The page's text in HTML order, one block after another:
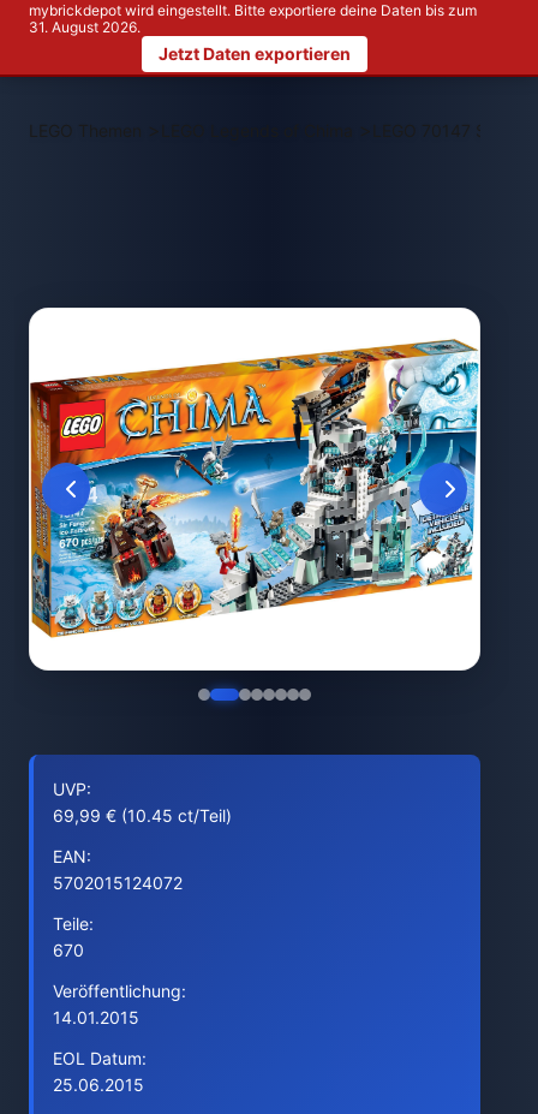
mybrickdepot wird eingestellt. Bitte exportiere deine Daten bis zum
31. August 2026.
Jetzt Daten exportieren
LEGO Themen > LEGO 70147 Sir
UVP:
69,99 € (10.45 ct/Teil)
EAN:
5702015124072
Teile:
670
Veröffentlichung:
14.01.2015
EOL Datum:
25.06.2015